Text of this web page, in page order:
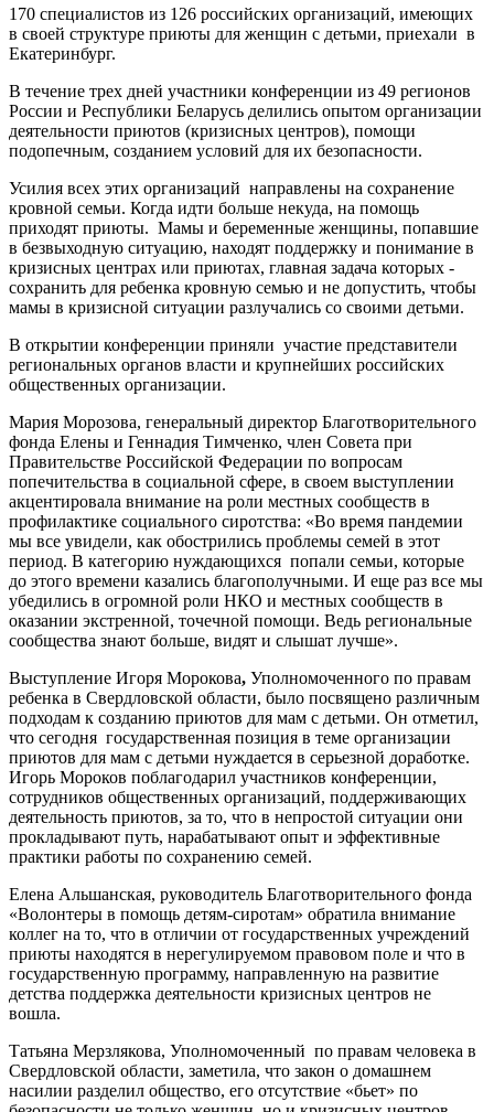
170 специалистов из 126 российских организаций, имеющих
в своей структуре приюты для женщин с детьми, приехали в
Екатеринбург.
В течение трех дней участники конференции из 49 регионов
России и Республики Беларусь делились опытом организации
деятельности приютов (кризисных центров), помощи
подопечным, созданием условий для их безопасности.
Усилия всех этих организаций направлены на сохранение
кровной семьи. Когда идти больше некуда, на помощь
приходят приюты. Мамы и беременные женщины, попавшие
в безвыходную ситуацию, находят поддержку и понимание в
кризисных центрах или приютах, главная задача которых -
сохранить для ребенка кровную семью и не допустить, чтобы
мамы в кризисной ситуации разлучались со своими детьми.
В открытии конференции приняли участие представители
региональных органов власти и крупнейших российских
общественных организации.
Мария Морозова, генеральный директор Благотворительного
фонда Елены и Геннадия Тимченко, член Совета при
Правительстве Российской Федерации по вопросам
попечительства в социальной сфере, в своем выступлении
акцентировала внимание на роли местных сообществ в
профилактике социального сиротства: «Во время пандемии
мы все увидели, как обострились проблемы семей в этот
период. В категорию нуждающихся попали семьи, которые
до этого времени казались благополучными. И еще раз все мы
убедились в огромной роли НКО и местных сообществ в
оказании экстренной, точечной помощи. Ведь региональные
сообщества знают больше, видят и слышат лучше».
Выступление Игоря Морокова, Уполномоченного по правам
ребенка в Свердловской области, было посвящено различным
подходам к созданию приютов для мам с детьми. Он отметил,
что сегодня государственная позиция в теме организации
приютов для мам с детьми нуждается в серьезной доработке.
Игорь Мороков поблагодарил участников конференции,
сотрудников общественных организаций, поддерживающих
деятельность приютов, за то, что в непростой ситуации они
прокладывают путь, нарабатывают опыт и эффективные
практики работы по сохранению семей.
Елена Альшанская, руководитель Благотворительного фонда
«Волонтеры в помощь детям-сиротам» обратила внимание
коллег на то, что в отличии от государственных учреждений
приюты находятся в нерегулируемом правовом поле и что в
государственную программу, направленную на развитие
детства поддержка деятельности кризисных центров не
вошла.
Татьяна Мерзлякова, Уполномоченный по правам человека в
Свердловской области, заметила, что закон о домашнем
насилии разделил общество, его отсутствие «бьет» по